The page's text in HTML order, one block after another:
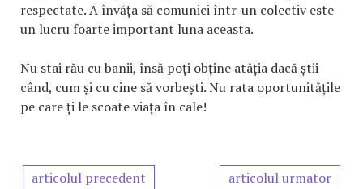
respectate. A învăța să comunici într-un colectiv este
un lucru foarte important luna aceasta.
Nu stai rău cu banii, însă poți obține atâția dacă știi
când, cum și cu cine să vorbești. Nu rata oportunitățile
pe care ți le scoate viața în cale!
articolul precedent articolul urmator